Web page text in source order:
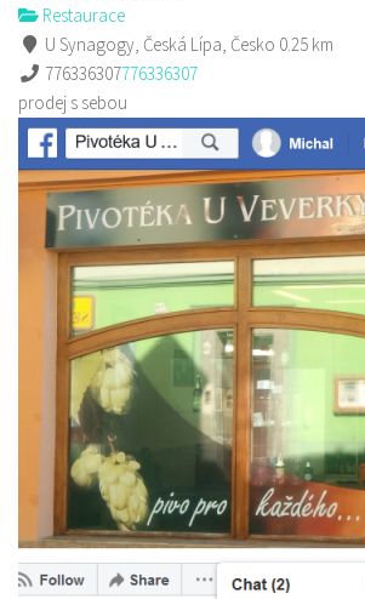
Restaurace
U Synagogy, Česká Lípa, Česko 0.25 km
776336307776336307
prodej s sebou